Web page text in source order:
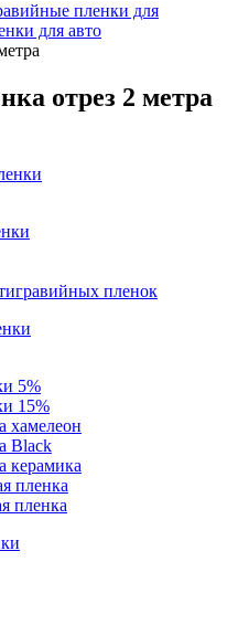
пленки для
для авто
отрез 2 метра
пленок
5%
15%
хамелеон
Black
керамика
пленка
пленка